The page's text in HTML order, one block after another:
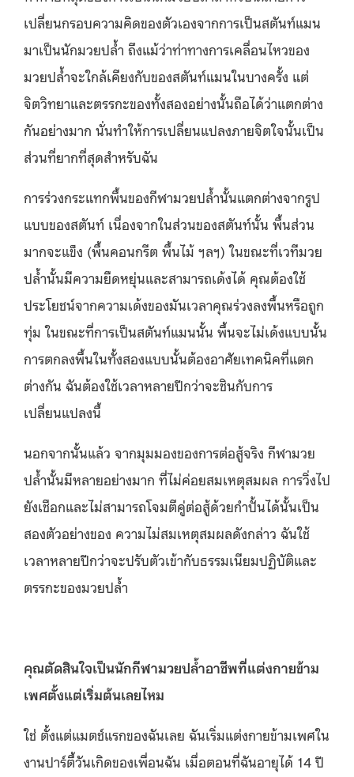
เปลี่ยนกรอบความคิดของตัวเองจากการเป็นสตันท์แมน
มาเป็นนักมวยปล้ำ ถึงแม้ว่าท่าทางการเคลื่อนไหวของ
มวยปล้ำจะใกล้เคียงกับของสตันท์แมนในบางครั้ง แต่
จิตวิทยาและตรรกะของทั้งสองอย่างนั้นถือได้ว่าแตกต่าง
กันอย่างมาก นั่นทำให้การเปลี่ยนแปลงภายจิตใจนั้นเป็น
ส่วนที่ยากที่สุดสำหรับฉัน
การร่วงกระแทกพื้นของกีฬามวยปล้ำนั้นแตกต่างจากรูป
แบบของสตันท์ เนื่องจากในส่วนของสตันท์นั้น พื้นส่วน
มากจะแข็ง (พื้นคอนกรีต พื้นไม้ ฯลฯ) ในขณะที่เวทีมวย
ปล้ำนั้นมีความยืดหยุ่นและสามารถเด้งได้ คุณต้องใช้
ประโยชน์จากความเด้งของมันเวลาคุณร่วงลงพื้นหรือถูก
ทุ่ม ในขณะที่การเป็นสตันท์แมนนั้น พื้นจะไม่เด้งแบบนั้น
การตกลงพื้นในทั้งสองแบบนั้นต้องอาศัยเทคนิคที่แตก
ต่างกัน ฉันต้องใช้เวลาหลายปีกว่าจะชินกับการ
เปลี่ยนแปลงนี้
นอกจากนั้นแล้ว จากมุมมองของการต่อสู้จริง กีฬามวย
ปล้ำนั้นมีหลายอย่างมาก ที่ไม่ค่อยสมเหตุสมผล การวิ่งไป
ยังเชือกและไม่สามารถโจมตีคู่ต่อสู้ด้วยกำปั้นได้นั้นเป็น
สองตัวอย่างของ ความไม่สมเหตุสมผลดังกล่าว ฉันใช้
เวลาหลายปีกว่าจะปรับตัวเข้ากับธรรมเนียมปฏิบัติและ
ตรรกะของมวยปล้ำ
คุณตัดสินใจเป็นนักกีฬามวยปล้ำอาชีพที่แต่งกายข้าม
เพศตั้งแต่เริ่มต้นเลยไหม
ใช่ ตั้งแต่แมตช์แรกของฉันเลย ฉันเริ่มแต่งกายข้ามเพศใน
งานปาร์ตี้วันเกิดของเพื่อนฉัน เมื่อตอนที่ฉันอายุได้ 14 ปี